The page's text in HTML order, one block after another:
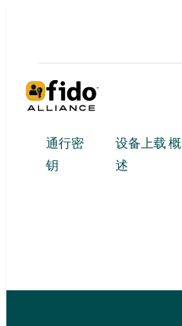
通行密
钥
设备上载 概
述